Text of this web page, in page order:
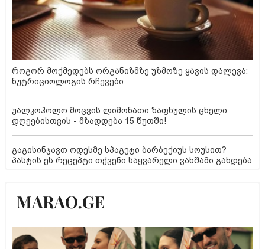
როგორ მოქმედებს ორგანიზმზე უზმოზე ყავის დალევა:
ნუტრიციოლოგის რჩევები
უალკოჰოლო მოცვის ლიმონათი ზაფხულის ცხელი
დღეებისთვის - მზადდება 15 წუთში!
გაგისინჯავთ ოდესმე სპაგეტი ბარბექიუს სოუსით?
პასტის ეს რეცეპტი თქვენი საყვარელი ვახშამი გახდება